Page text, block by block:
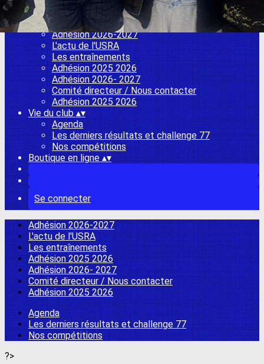
L'USR Athlétisme▴▾
Adhésion 2026-2027
L'actu de l'USRA
Les entraînements
Adhésion 2025 2026
Adhésion 2026- 2027
Comité directeur / Nous contacter
Adhésion 2025 2026
Vie du club▴▾
Agenda
Les derniers résultats et challenge 77
Nos compétitions
Boutique en ligne▴▾
Se connecter
Adhésion 2026-2027
L'actu de l'USRA
Les entraînements
Adhésion 2025 2026
Adhésion 2026- 2027
Comité directeur / Nous contacter
Adhésion 2025 2026
Agenda
Les derniers résultats et challenge 77
Nos compétitions
?>